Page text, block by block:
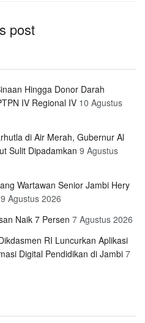
post
Hingga Donor Darah
IV Regional IV 10 Agustus
di Air Merah, Gubernur Al
Sulit Dipadamkan 9 Agustus
Wartawan Senior Jambi Hery
9 Agustus 2026
Naik 7 Persen 7 Agustus 2026
RI Luncurkan Aplikasi
Digital Pendidikan di Jambi 7